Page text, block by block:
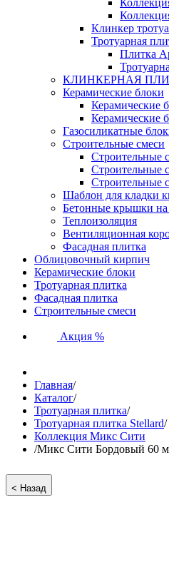
Клинкер
Тротуарная
Плитка
КЛИНКЕРНАЯ
Керамические блоки
Керамические
Керамические
Газосиликатные
Строительные смеси
Строительные
Строительные
Строительные
Шаблон для кладки
Бетонные крышки
Теплоизоляция
Вентиляционная
Фасадная плитка
Облицовочный кирпич
Керамические блоки
Тротуарная плитка
Фасадная плитка
Строительные смеси
Акция %
Главная/
Каталог/
Тротуарная плитка/
Тротуарная плитка Stellard/
Коллекция Микс Сити
/Микс Сити Бордовый 60